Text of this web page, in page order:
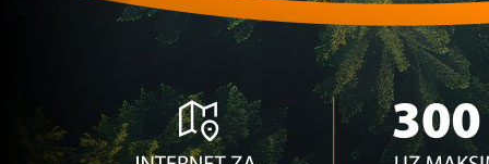
Sve je gotovo: Edin Džeko donio
odluku, evo gdje nastavlja